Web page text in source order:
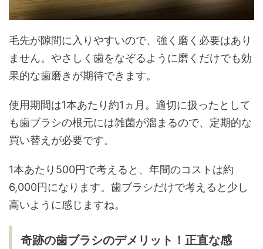
毛先が隙間に入りやすいので、強く磨く必要はあり
ません。やさしく歯をなぞるように磨くだけでも効
果的な歯磨きが期待できます。
使用期間は1本あたり約1ヵ月。適切に扱ったとして
も歯ブラシの根元には雑菌が溜まるので、定期的な
買い替えが必要です。
1本あたり500円で考えると、年間のコストは約
6,000円になります。歯ブラシだけで考えると少し
高いように感じますね。
奇跡の歯ブラシのデメリット！正直な感